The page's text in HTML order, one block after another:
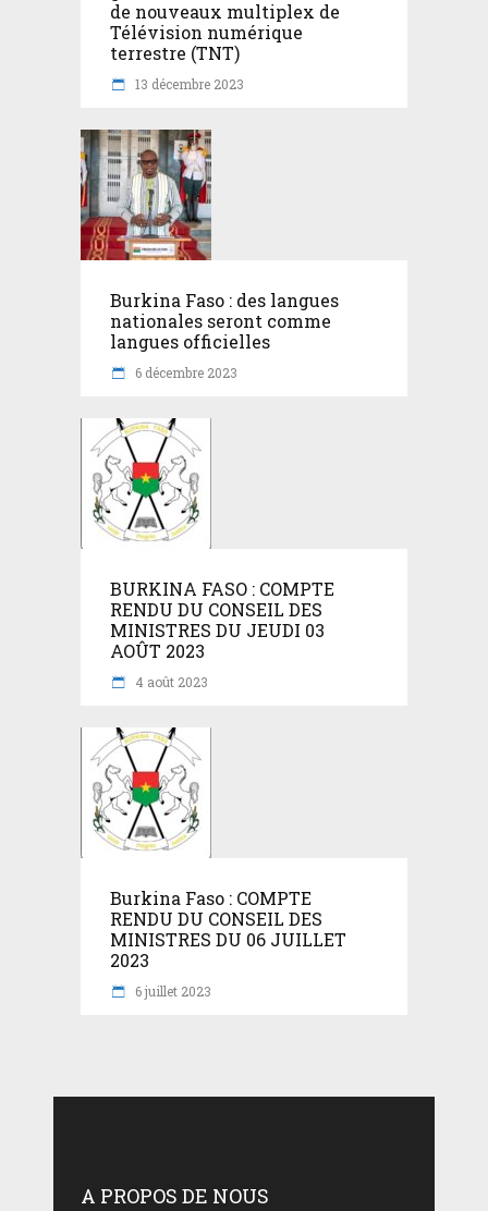
de nouveaux multiplex de
Télévision numérique
terrestre (TNT)
13 décembre 2023
Burkina Faso : des langues
nationales seront comme
langues officielles
6 décembre 2023
BURKINA FASO : COMPTE
RENDU DU CONSEIL DES
MINISTRES DU JEUDI 03
AOÛT 2023
4 août 2023
Burkina Faso : COMPTE
RENDU DU CONSEIL DES
MINISTRES DU 06 JUILLET
2023
6 juillet 2023
A PROPOS DE NOUS